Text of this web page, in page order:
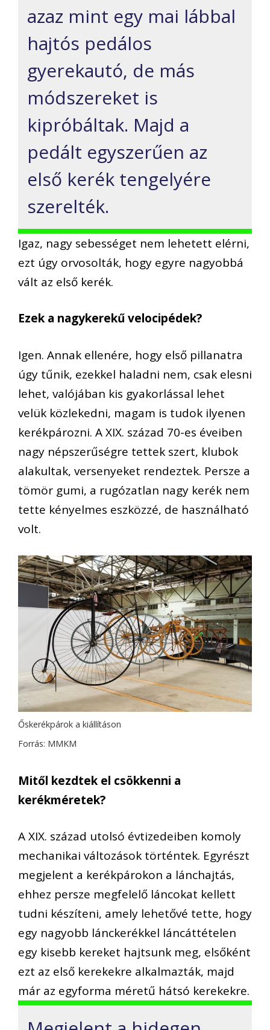
azaz mint egy mai lábbal
hajtós pedálos
gyerekautó, de más
módszereket is
kipróbáltak. Majd a
pedált egyszerűen az
első kerék tengelyére
szerelték.
Igaz, nagy sebességet nem lehetett elérni,
ezt úgy orvosolták, hogy egyre nagyobbá
vált az első kerék.
Ezek a nagykerekű velocipédek?
Igen. Annak ellenére, hogy első pillanatra
úgy tűnik, ezekkel haladni nem, csak elesni
lehet, valójában kis gyakorlással lehet
velük közlekedni, magam is tudok ilyenen
kerékpározni. A XIX. század 70-es éveiben
nagy népszerűségre tettek szert, klubok
alakultak, versenyeket rendeztek. Persze a
tömör gumi, a rugózatlan nagy kerék nem
tette kényelmes eszközzé, de használható
volt.
Őskerékpárok a kiállításon
Forrás: MMKM
Mitől kezdtek el csökkenni a
kerékméretek?
A XIX. század utolsó évtizedeiben komoly
mechanikai változások történtek. Egyrészt
megjelent a kerékpárokon a lánchajtás,
ehhez persze megfelelő láncokat kellett
tudni készíteni, amely lehetővé tette, hogy
egy nagyobb lánckerékkel láncáttételen
egy kisebb kereket hajtsunk meg, elsőként
ezt az első kerekekre alkalmazták, majd
már az egyforma méretű hátsó kerekekre.